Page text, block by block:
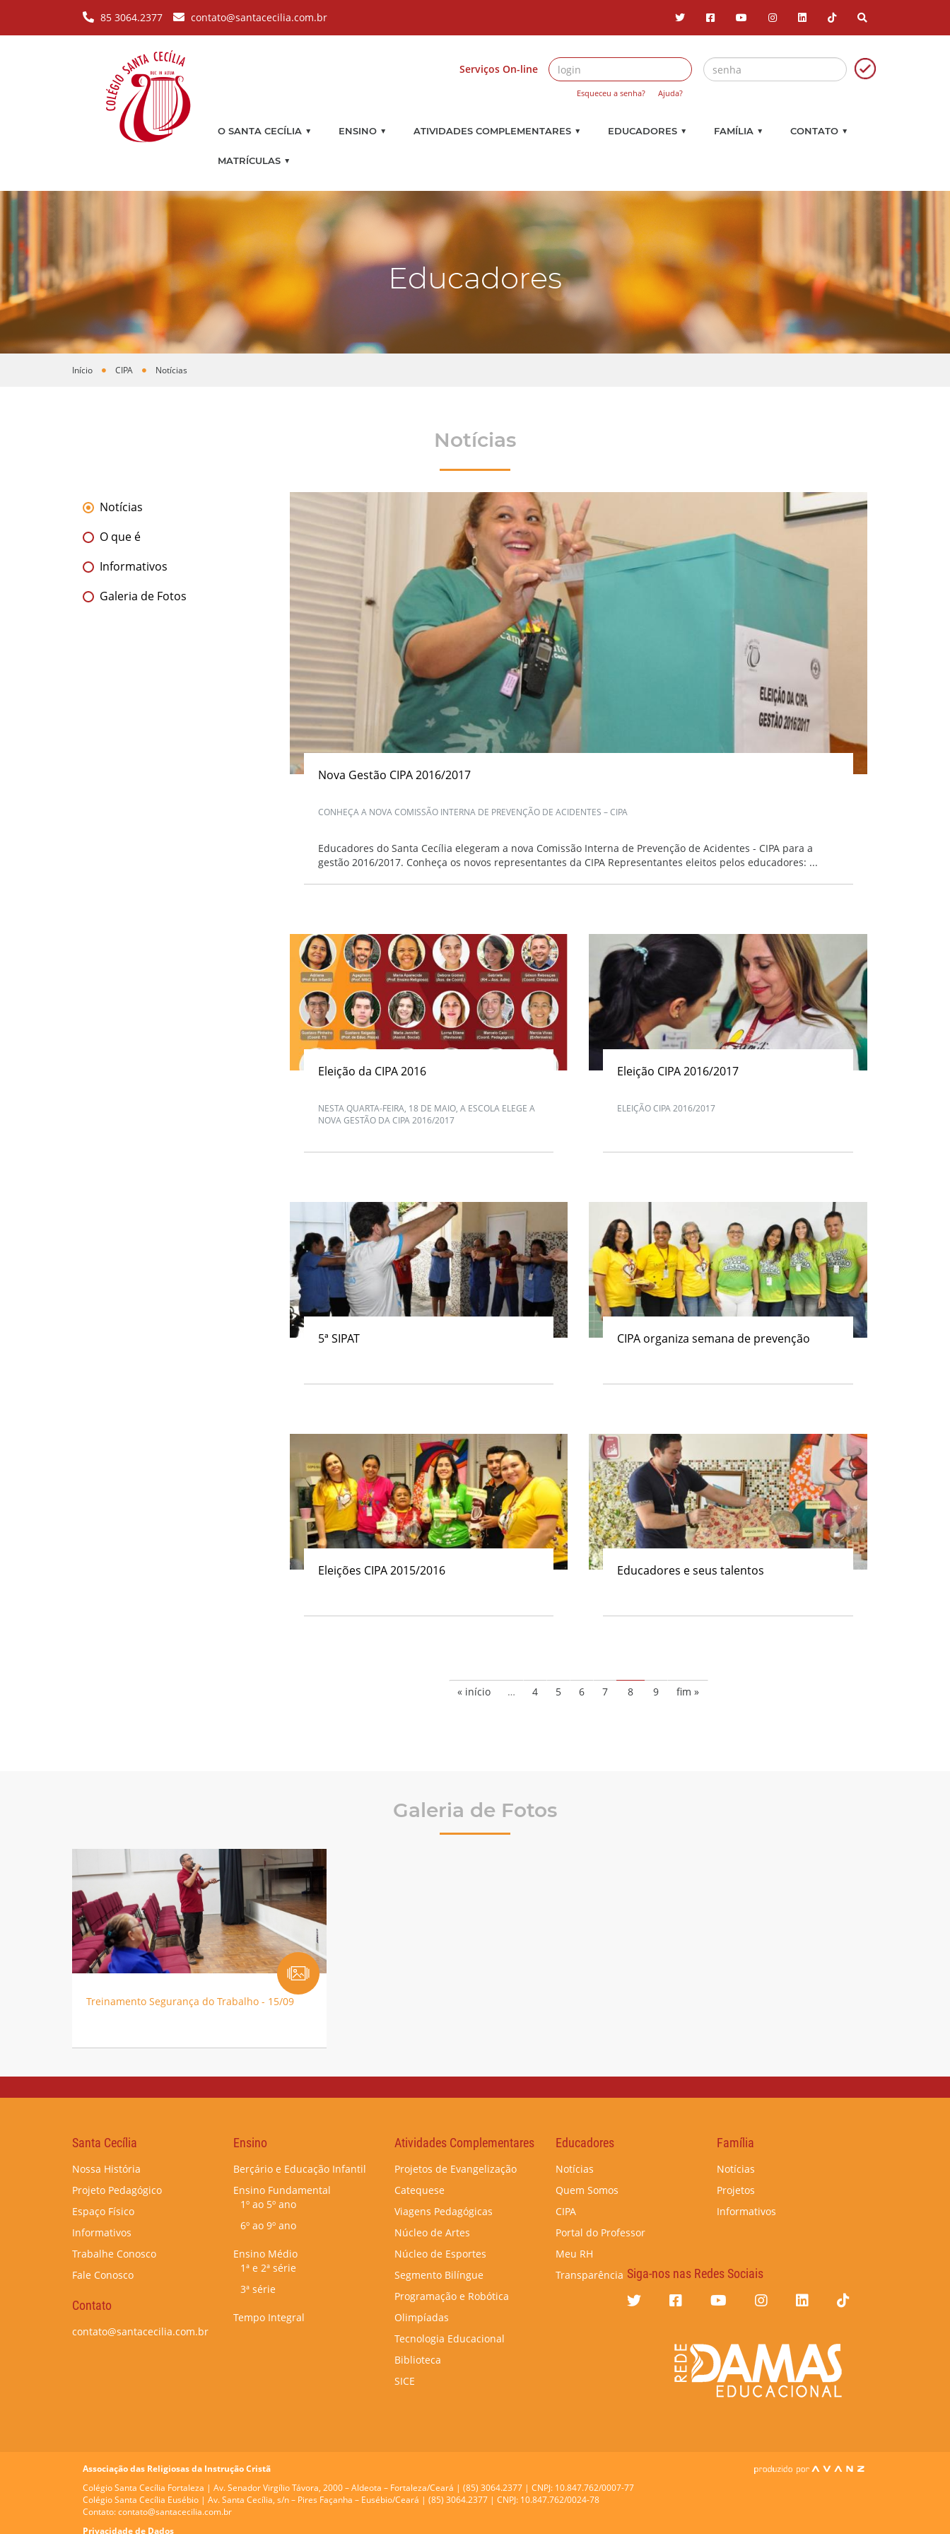
85 3064.2377 contato@santacecilia.com.br
Serviços On-line
Esqueceu a senha? Ajuda?
O SANTA CECÍLIA ▼ ENSINO ▼ ATIVIDADES COMPLEMENTARES ▼ EDUCADORES ▼ FAMÍLIA ▼ CONTATO ▼
MATRÍCULAS ▼
Educadores
Você está aqui
Início CIPA Notícias
Notícias
Notícias
O que é
Informativos
Galeria de Fotos
Nova Gestão CIPA 2016/2017
CONHEÇA A NOVA COMISSÃO INTERNA DE PREVENÇÃO DE ACIDENTES – CIPA
Educadores do Santa Cecília elegeram a nova Comissão Interna de Prevenção de Acidentes - CIPA para a
gestão 2016/2017. Conheça os novos representantes da CIPA Representantes eleitos pelos educadores: ...
Eleição da CIPA 2016
NESTA QUARTA-FEIRA, 18 DE MAIO, A ESCOLA ELEGE A
NOVA GESTÃO DA CIPA 2016/2017
Eleição CIPA 2016/2017
ELEIÇÃO CIPA 2016/2017
5ª SIPAT CIPA organiza semana de prevenção
Eleições CIPA 2015/2016 Educadores e seus talentos
« início … 4 5 6 7 8 9 fim »
Galeria de Fotos
Treinamento Segurança do Trabalho - 15/09
Santa Cecília
Nossa História
Projeto Pedagógico
Espaço Físico
Informativos
Trabalhe Conosco
Fale Conosco
Contato
contato@santacecilia.com.br
Ensino
Berçário e Educação Infantil
Ensino Fundamental
1º ao 5º ano
6º ao 9º ano
Ensino Médio
1ª e 2ª série
3ª série
Tempo Integral
Atividades Complementares
Projetos de Evangelização
Catequese
Viagens Pedagógicas
Núcleo de Artes
Núcleo de Esportes
Segmento Bilíngue
Programação e Robótica
Olimpíadas
Tecnologia Educacional
Biblioteca
SICE
Educadores
Notícias
Quem Somos
CIPA
Portal do Professor
Meu RH
Transparência
Família
Notícias
Projetos
Informativos
Siga-nos nas Redes Sociais
Associação das Religiosas da Instrução Cristã
Colégio Santa Cecília Fortaleza | Av. Senador Virgílio Távora, 2000 – Aldeota – Fortaleza/Ceará | (85) 3064.2377 | CNPJ: 10.847.762/0007-77
Colégio Santa Cecília Eusébio | Av. Santa Cecília, s/n – Pires Façanha – Eusébio/Ceará | (85) 3064.2377 | CNPJ: 10.847.762/0024-78
Contato:contato@santacecilia.com.br
Privacidade de Dados